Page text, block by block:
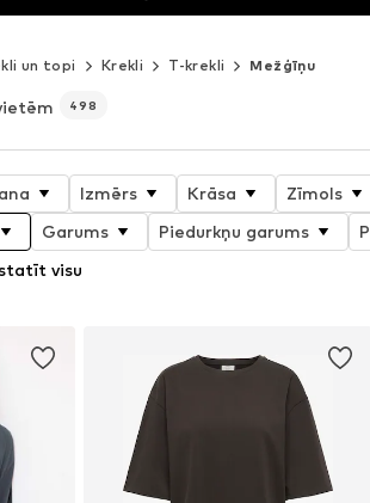
un topi Krekli T-krekli Mežģīņu
498
Izmērs Krāsa Zīmols
Garums Piedurkņu garums
visu